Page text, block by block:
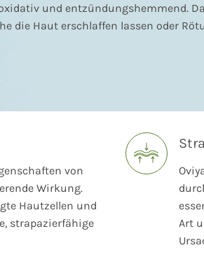
und entzündungshemmend.
die Haut erschlaffen lassen oder
von
Wirkung.
Hautzellen und
strapazierfähige
Art